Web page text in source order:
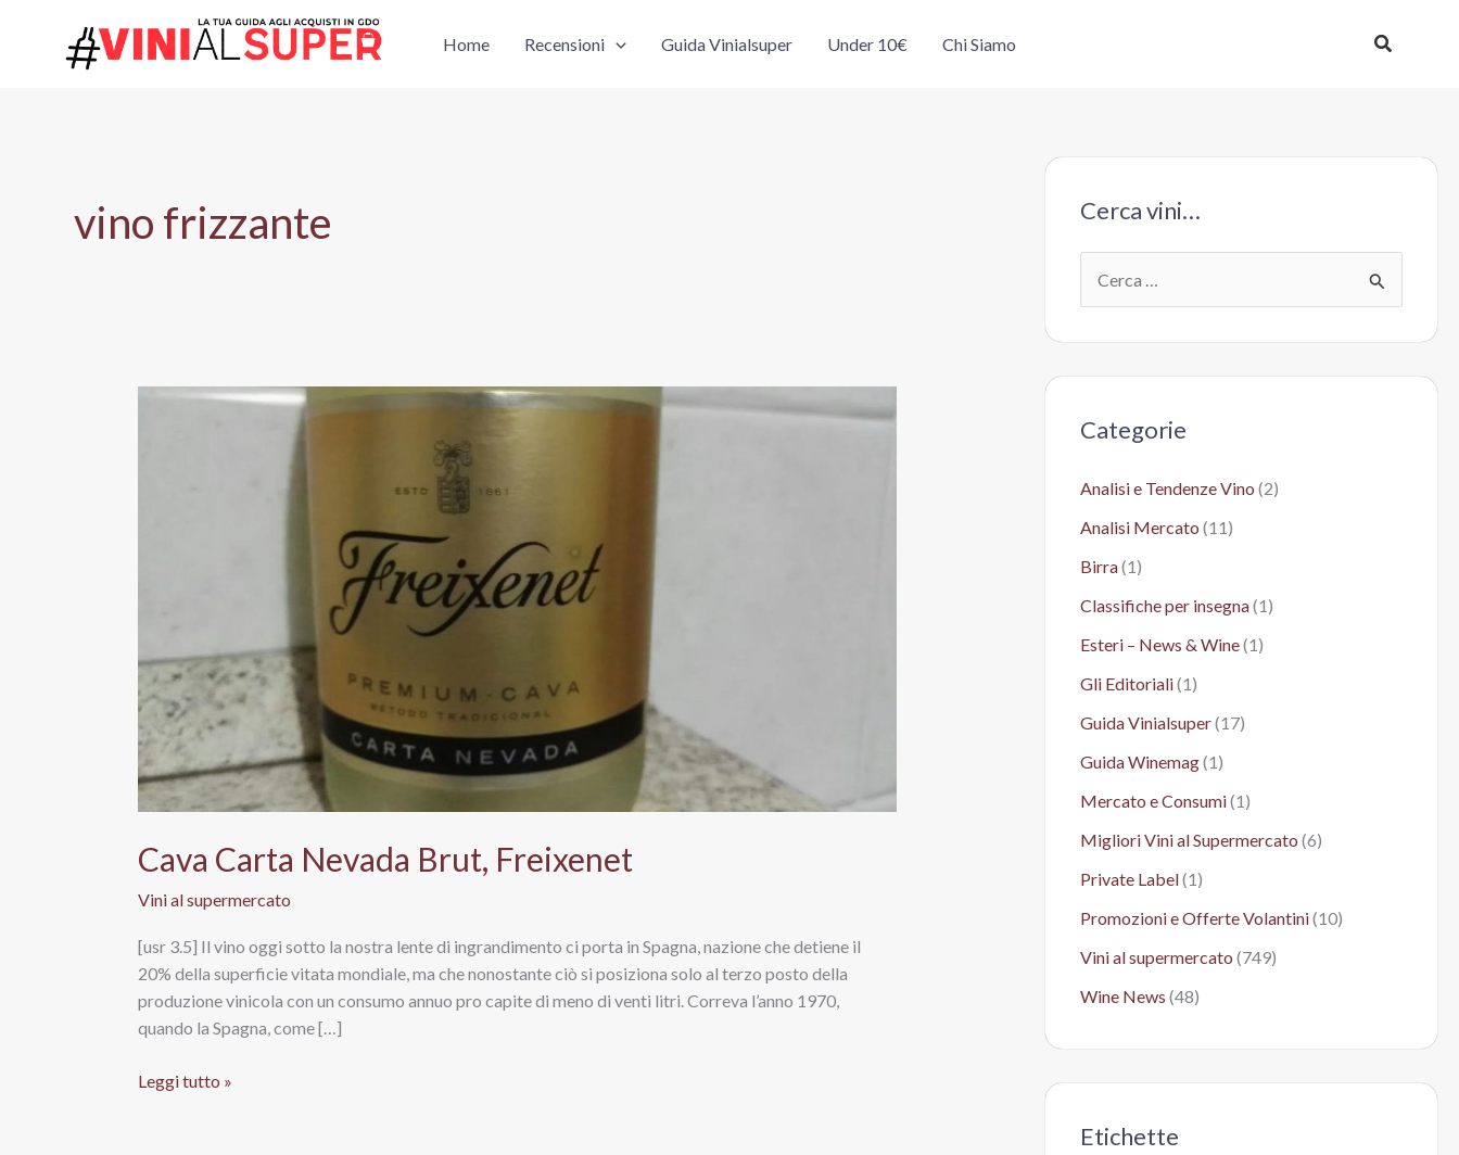
contenuto
Home Recensioni Guida Vinialsuper Under 10€ Chi Siamo Cerca
vino frizzante
Cava Carta Nevada Brut, Freixenet
Vini al supermercato
[usr 3.5] Il vino oggi sotto la nostra lente di ingrandimento ci porta in Spagna, nazione che detiene il
20% della superficie vitata mondiale, ma che nonostante ciò si posiziona solo al terzo posto della
produzione vinicola con un consumo annuo pro capite di meno di venti litri. Correva l’anno 1970,
quando la Spagna, come […]
Cava
Leggi tutto »
Cerca vini…
e
:Categorie
Analisi e Tendenze Vino (2)
Analisi Mercato (11)
Birra(1)
Classifiche per insegna(1)
Esteri – News & Wine(1)
Gli Editoriali(1)
Guida Vinialsuper(17)
Guida Winemag(1)
Mercato e Consumi(1)
Migliori Vini al Supermercato (6)
Private Label(1)
Promozioni e Offerte Volantini(10)
Vini al supermercato (749)
Wine News (48)
Etichette